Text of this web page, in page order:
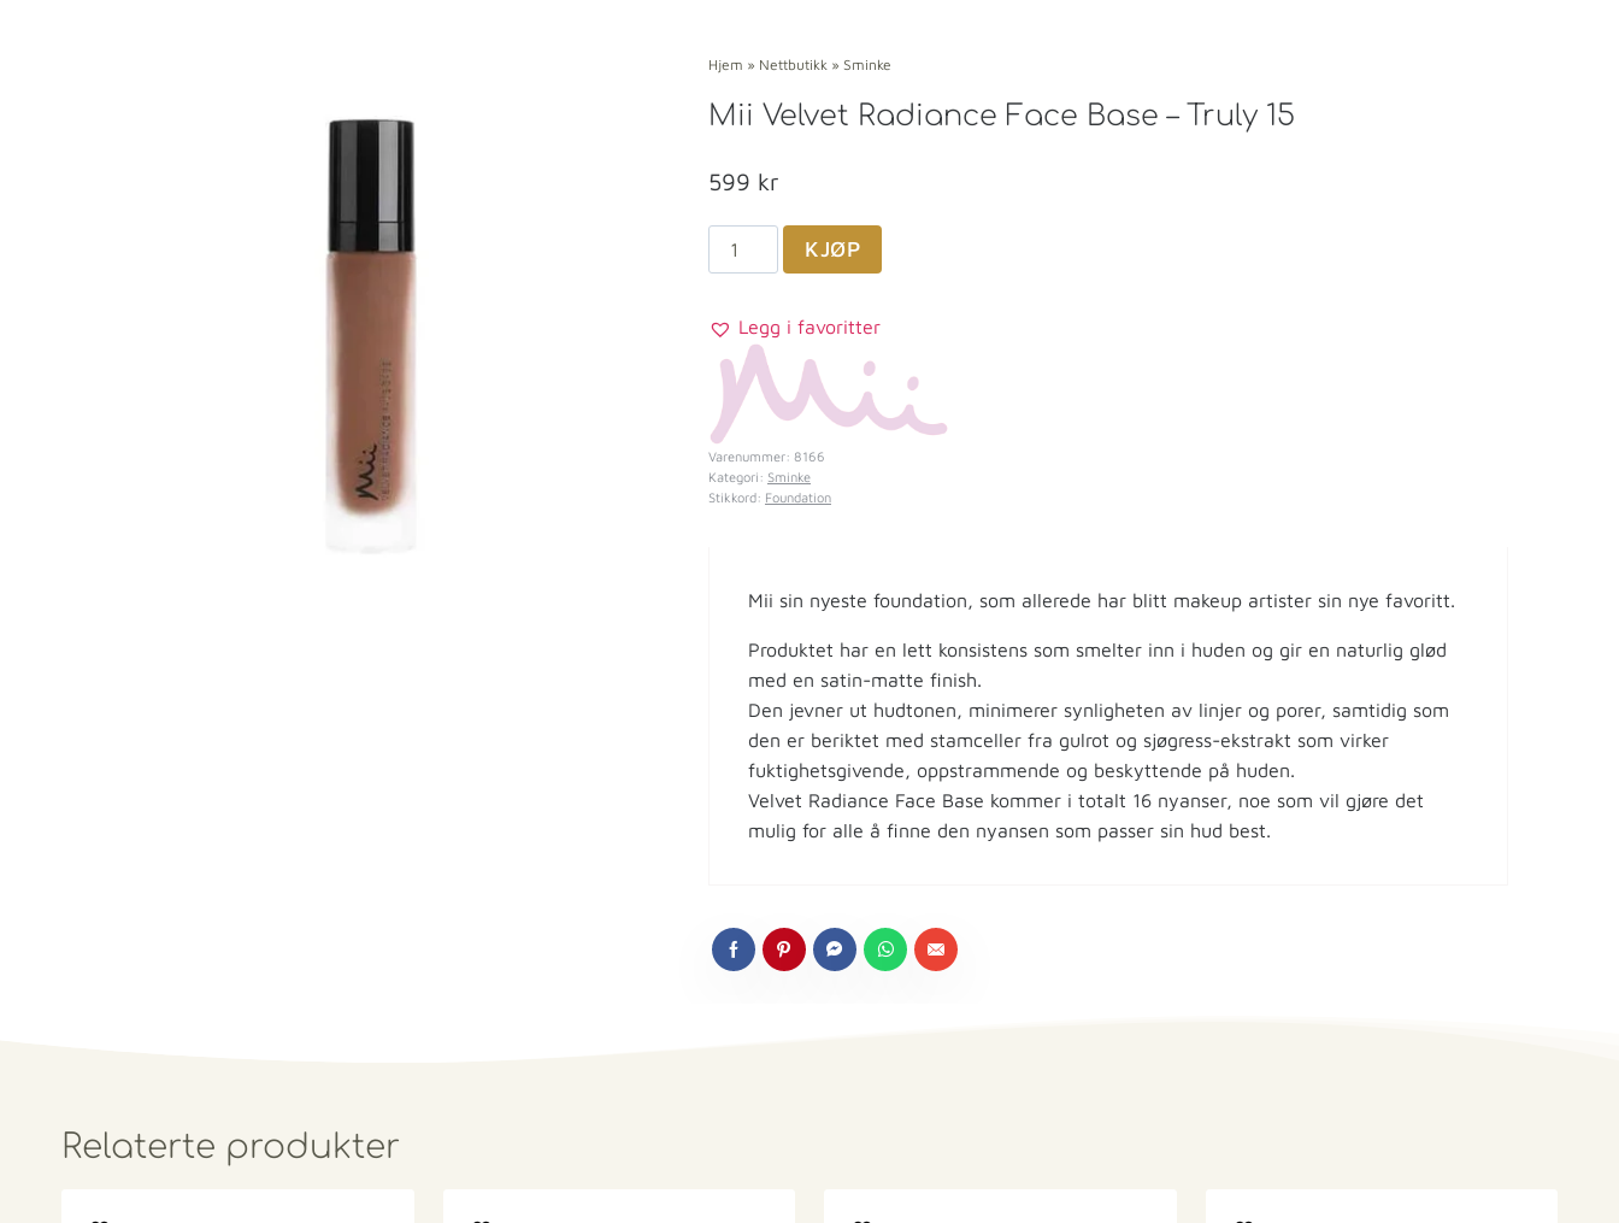
Hjem » Nettbutikk » Sminke
Mii Velvet Radiance Face Base – Truly 15
599 kr
KJØP
Legg i favoritter
Varenummer: 8166
Kategori: Sminke
Stikkord: Foundation
Mii sin nyeste foundation, som allerede har blitt makeup artister sin nye favoritt.
Produktet har en lett konsistens som smelter inn i huden og gir en naturlig glød
med en satin-matte finish.
Den jevner ut hudtonen, minimerer synligheten av linjer og porer, samtidig som
den er beriktet med stamceller fra gulrot og sjøgress-ekstrakt som virker
fuktighetsgivende, oppstrammende og beskyttende på huden.
Velvet Radiance Face Base kommer i totalt 16 nyanser, noe som vil gjøre det
mulig for alle å finne den nyansen som passer sin hud best.
Relaterte produkter